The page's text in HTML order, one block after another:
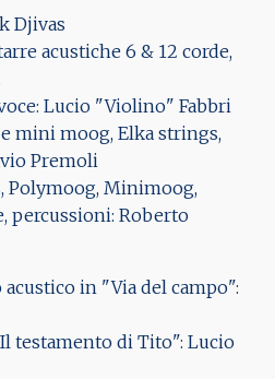
Djivas
acustiche 6 & 12 corde,
Lucio "Violino" Fabbri
mini moog, Elka strings,
Premoli
Polymoog, Minimoog,
percussioni: Roberto
acustico in "Via del campo":
testamento di Tito": Lucio